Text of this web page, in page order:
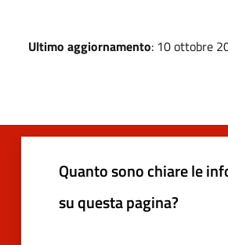
Ultimo aggiornamento: 10 ottobre
Quanto sono chiare le
su questa pagina?